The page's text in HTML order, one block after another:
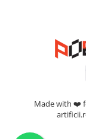
Made with ❤️